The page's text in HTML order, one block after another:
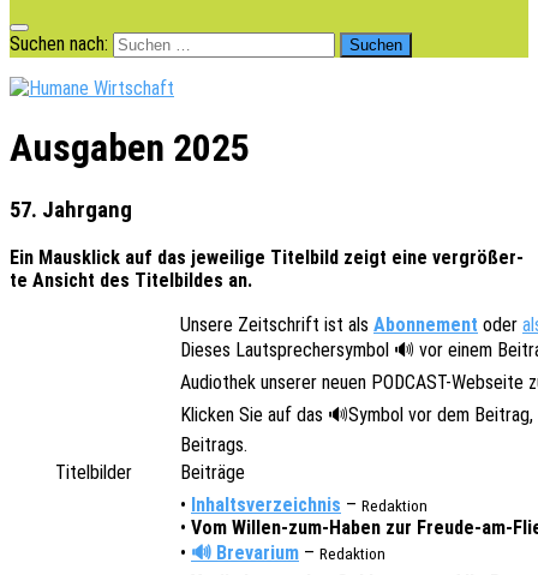
Suchen nach:
Ausgaben 2025
57. Jahrgang
Ein Maus­klick auf das jewei­li­ge Titel­bild zeigt eine vergrö­ßer­
te Ansicht des Titel­bil­des an.
Unsere Zeit­schrift ist als Abon­ne­ment oder
Dieses Laut­spre­cher­sym­bol 🔊 vor einem
Audio­thek unse­rer neuen PODCAST-Websei­te
Klicken Sie auf das 🔊Symbol vor dem
Beitrags.
Titel­bil­der
Beiträ­ge
• Inhalts­ver­zeich­nis – Redak­ti­on
• Vom Willen-zum-Haben zur Freude-am-
• 🔊 Breva­ri­um – Redak­ti­on